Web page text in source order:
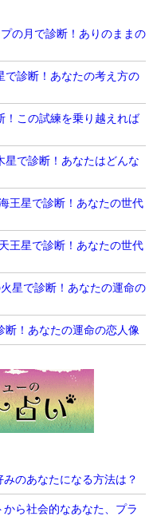
の月で診断！ありのままの
で診断！あなたの考え方の
！この試練を乗り越えれば
星で診断！あなたはどんな
王星で診断！あなたの世代
王星で診断！あなたの世代
星で診断！あなたの運命の
断！あなたの運命の恋人像
のあなたになる方法は？
ら社会的なあなた、プラ